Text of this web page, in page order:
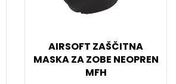
AIRSOFT ZAŠČITNA
MASKA ZA ZOBE NEOPREN
MFH